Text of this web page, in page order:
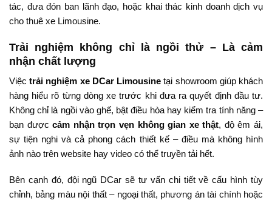
tác, đưa đón ban lãnh đạo, hoặc khai thác kinh doanh dịch vụ
cho thuê xe Limousine.
Trải nghiệm không chỉ là ngồi thử – Là cảm
nhận chất lượng
Việctrải nghiệm xe DCar Limousine tại showroom giúp khách
hàng hiểu rõ từng dòng xe trước khi đưa ra quyết định đầu tư.
Không chỉ là ngồi vào ghế, bật điều hòa hay kiểm tra tính năng –
bạn đượccảm nhận trọn vẹn không gian xe thật, độ êm ái,
sự tiện nghi và cả phong cách thiết kế – điều mà không hình
ảnh nào trên website hay video có thể truyền tải hết.
Bên cạnh đó, đội ngũ DCar sẽ tư vấn chi tiết về cấu hình tùy
chỉnh, bảng màu nội thất – ngoại thất, phương án tài chính hoặc